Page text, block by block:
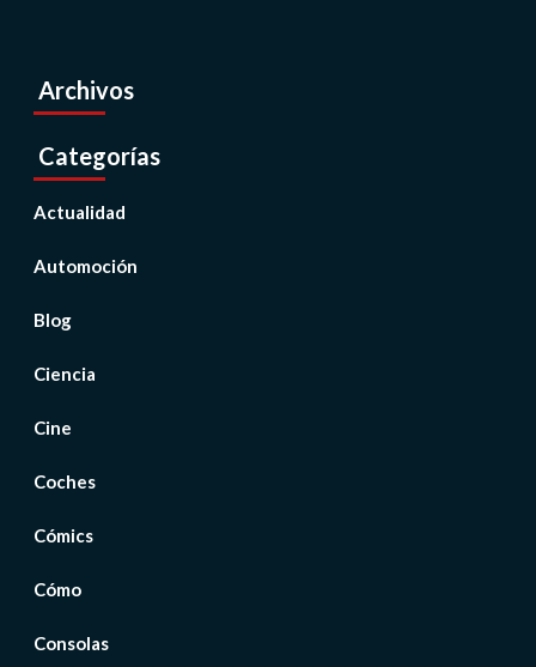
Archivos
Categorías
Actualidad
Automoción
Blog
Ciencia
Cine
Coches
Cómics
Cómo
Consolas